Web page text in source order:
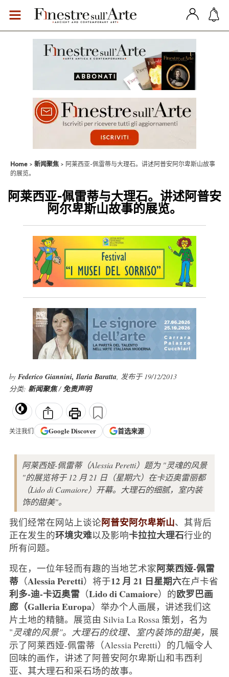
Home 新闻聚焦
阿莱西亚-佩雷蒂与大理石。讲述阿普安阿尔卑斯山故事
的展览。
阿莱西亚-佩雷蒂与大理石。讲述阿普安
阿尔卑斯山故事的展览。
by Federico Giannini, Ilaria Baratta, 发布于 19/12/2013
分类: 新闻聚焦/免责声明
关注我们 GoogleDiscover 首选来源
阿莱西娅-佩雷蒂（Alessia Peretti）题为 "灵魂的风景
"的展览将于 12 月 21 日（星期六）在卡迈奥雷丽都
（Lido di Camaiore）开幕。大理石的细腻，室内装
饰的甜美"。
我们经常在网站上谈论阿普安阿尔卑斯山、其背后
正在发生的环境灾难以及影响卡拉拉大理石行业的
所有问题。
现在，一位年轻而有趣的当地艺术家阿莱西娅-佩雷
蒂（Alessia Peretti）将于12 月 21 日星期六在卢卡省
利多-迪-卡迈奥雷 （Lido di Camaiore）的欧罗巴画
廊（Galleria Europa）举办个人画展，讲述我们这
片土地的精髓。展览由 Silvia La Rossa 策划，名为
"灵魂的风景"。大理石的纹理、室内装饰的甜美， 展
示了阿莱西娅-佩雷蒂（Alessia Peretti）的几幅令人
回味的画作，讲述了阿普安阿尔卑斯山和韦西利
亚、其大理石和采石场的故事。